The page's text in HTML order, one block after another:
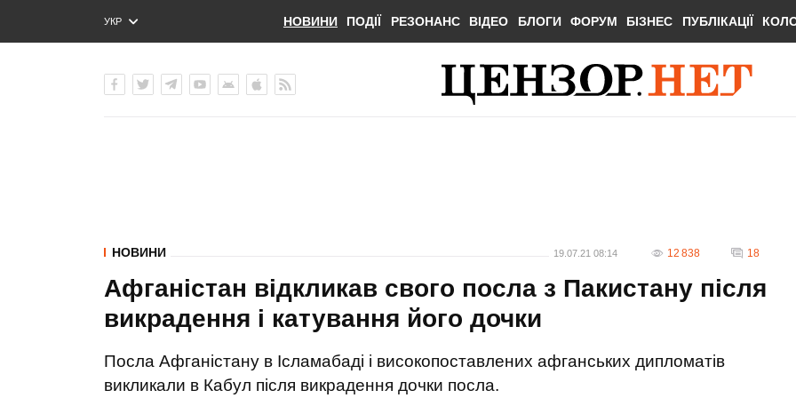
УКР
ENG
НОВИНИ ПОДІЇ РЕЗОНАНС ВІДЕО БЛОГИ ФОРУМ БІЗНЕС ПУБЛІКАЦІЇ
НОВИНИ 19.07.21 08:14 12 838 18
Афганістан відкликав свого посла з Пакистану після
викрадення і катування його дочки
Посла Афганістану в Ісламабаді і високопоставлених афганських дипломатів
викликали в Кабул після викрадення дочки посла.